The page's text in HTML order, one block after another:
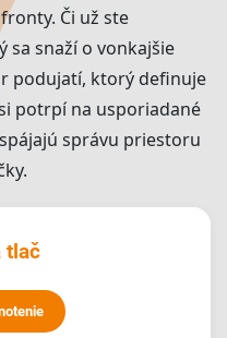
Či už ste
sa snaží o vonkajšie
podujatí, ktorý definuje
potrpí na usporiadané
správu priestoru
tlač